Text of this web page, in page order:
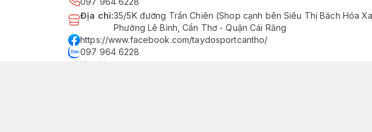
Địa chỉ:35/5K đường Trần Chiên (Shop cạnh bên Siêu Thị Bách Hóa
Phường Lê Bình, Cần Thơ - Quận Cái Răng
https://www.facebook.com/taydosportcantho/
097 964 6228
Giới thiệu